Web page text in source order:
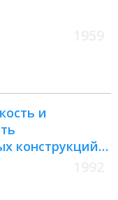
и
конструкций